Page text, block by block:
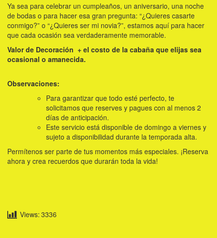
Ya sea para celebrar un cumpleaños, un aniversario, una noche
de bodas o para hacer esa gran pregunta: “¿Quieres casarte
conmigo?” o “¿Quieres ser mi novia?”, estamos aquí para hacer
que cada ocasión sea verdaderamente memorable.
Valor de Decoración + el costo de la cabaña que elijas sea
ocasional o amanecida.
Observaciones:
Para garantizar que todo esté perfecto, te
solicitamos que reserves y pagues con al menos 2
días de anticipación.
Este servicio está disponible de domingo a viernes y
sujeto a disponibilidad durante la temporada alta.
Permítenos ser parte de tus momentos más especiales. ¡Reserva
ahora y crea recuerdos que durarán toda la vida!
Views: 3336